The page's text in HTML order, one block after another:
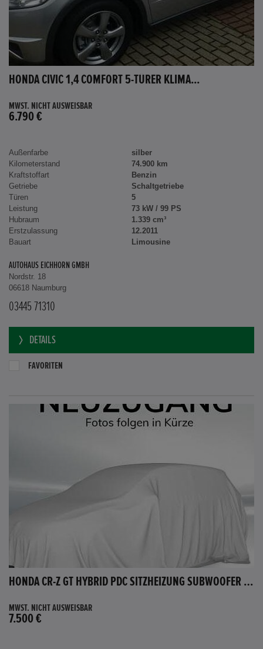
HONDA CIVIC 1,4 COMFORT 5-TÜRER KLIMA...
MWST. NICHT AUSWEISBAR
6.790 €
Außenfarbe
silber
Kilometerstand
74.900 km
Kraftstoffart
Benzin
Getriebe
Schaltgetriebe
Türen
5
Leistung
73 kW / 99 PS
Hubraum
1.339 cm³
Erstzulassung
12.2011
Bauart
Limousine
AUTOHAUS EICHHORN GMBH
Nordstr. 18
06618 Naumburg
03445 71310
DETAILS
FAVORITEN
HONDA CR-Z GT HYBRID PDC SITZHEIZUNG SUBWOOFER BLUETOOTH
MWST. NICHT AUSWEISBAR
7.500 €